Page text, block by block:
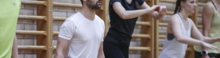
Sportarten
Sportanlagen